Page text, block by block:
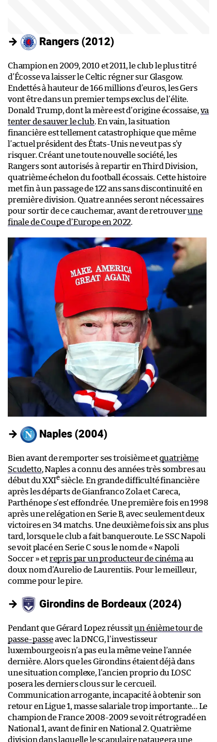
→ Rangers (2012)
Champion en 2009, 2010 et 2011, le club le plus titré
d’Écosse va laisser le Celtic régner sur Glasgow.
Endettés à hauteur de 166 millions d’euros, les Gers
vont être dans un premier temps exclus de l’élite.
Donald Trump, dont la mère est d’origine écossaise, va
tenter de sauver le club. En vain, la situation
financière est tellement catastrophique que même
l’actuel président des États-Unis ne veut pas s’y
risquer. Créant une toute nouvelle société, les
Rangers sont autorisés à repartir en Third Division,
quatrième échelon du football écossais. Cette histoire
met fin à un passage de 122 ans sans discontinuité en
première division. Quatre années seront nécessaires
pour sortir de ce cauchemar, avant de retrouverune
finale de Coupe d’Europe en 2022.
→ Naples (2004)
Bien avant de remporter ses troisième etquatrième
Scudetto, Naples a connu des années très sombres au
début du XXIe siècle. En grande difficulté financière
après les départs de Gianfranco Zola et Careca,
Parthénope s’est effondrée. Une première fois en 1998
après une relégation en Serie B, avec seulement deux
victoires en 34 matchs. Une deuxième fois six ans plus
tard, lorsque le club a fait banqueroute. Le SSC Napoli
se voit placé en Serie C sous le nom de « Napoli
Soccer » etrepris par un producteur de cinéma au
doux nom d’Aurelio de Laurentiis. Pour le meilleur,
comme pour le pire.
→ Girondins de Bordeaux (2024)
Pendant que Gérard Lopez réussitun énième tour de
passe-passeavec la DNCG, l’investisseur
luxembourgeois n’a pas eu la même veine l’année
dernière. Alors que les Girondins étaient déjà dans
une situation complexe, l’ancien proprio du LOSC
posera les derniers clous sur le cercueil.
Communication arrogante, incapacité à obtenir son
retour en Ligue 1, masse salariale trop importante… Le
champion de France 2008-2009 se voit rétrogradé en
National 1, avant de finir en National 2. Quatrième
division dans laquelle le scapulaire pataugera une